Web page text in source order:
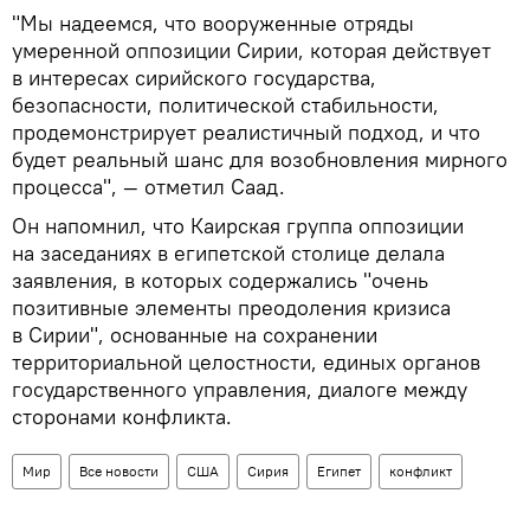
"Мы надеемся, что вооруженные отряды
умеренной оппозиции Сирии, которая действует
в интересах сирийского государства,
безопасности, политической стабильности,
продемонстрирует реалистичный подход, и что
будет реальный шанс для возобновления мирного
процесса", — отметил Саад.
Он напомнил, что Каирская группа оппозиции
на заседаниях в египетской столице делала
заявления, в которых содержались "очень
позитивные элементы преодоления кризиса
в Сирии", основанные на сохранении
территориальной целостности, единых органов
государственного управления, диалоге между
сторонами конфликта.
Мир Все новости США Сирия Египет конфликт